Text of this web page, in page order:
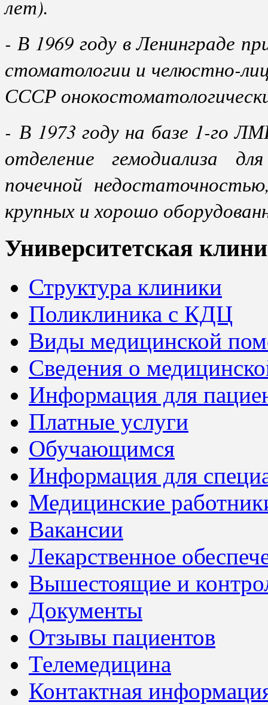
лет).
- В 1969 году в Ленинграде
стоматологии и челюстно-
СССР
- В 1973 году на базе 1-го
отделение гемодиализа
почечной
крупных и хорошо
Университетская
Структура клиники
Поликлиника с КДЦ
Виды медицинской
Сведения о
Информация для
Платные услуги
Обучающимся
Информация для
Медицинские
Вакансии
Лекарственное
Вышестоящие и
Документы
Отзывы пациентов
Телемедицина
Контактная